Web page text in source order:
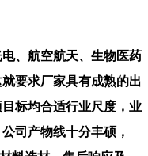
、航空航天、生物医药
要求厂家具有成熟的出
标均合适行业尺度，业
司产物线十分丰硕，